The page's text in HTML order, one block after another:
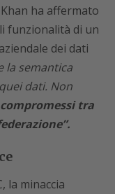
ha affermato
funzionalità di un
dei dati
la semantica
dati. Non
tra
la minaccia